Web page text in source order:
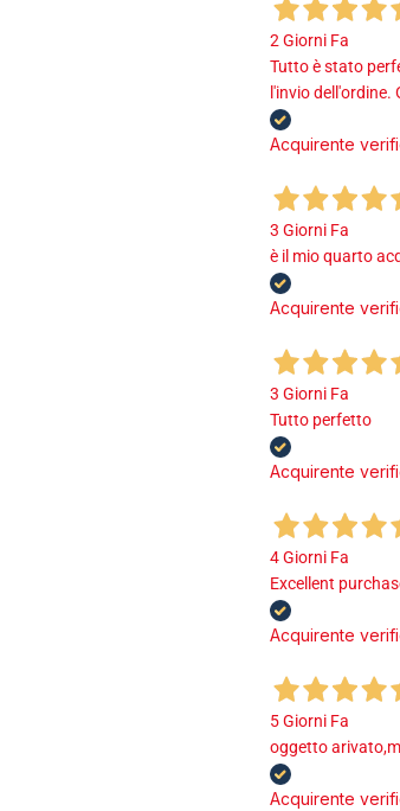
2 Giorni Fa
Tutto è stato
l'invio
Acquirente
3 Giorni Fa
è il mio quarto
Acquirente
3 Giorni Fa
Tutto perfetto
Acquirente
4 Giorni Fa
Excellent
Acquirente
5 Giorni Fa
oggetto
Acquirente